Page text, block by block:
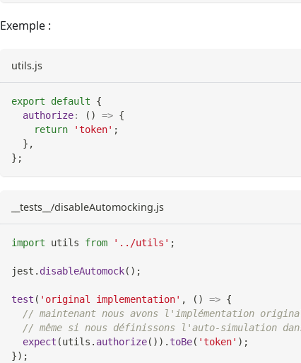
Exemple :
utils.js
export default
{
authorize: ( ) => {
return
'token' ;
} ,
} ;
__tests__/disableAutomocking.js
import utils from '../utils' ;
jest . disableAutomock( ) ;
test ( 'original implementation' , ( ) => {
// maintenant nous avons l'implémentation
// même si nous définissons l'auto-simulation
expect (utils . authorize( ) ) . toBe( 'token' ) ;
}) ;